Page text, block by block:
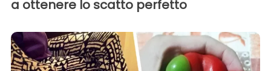
a ottenere lo scatto perfetto